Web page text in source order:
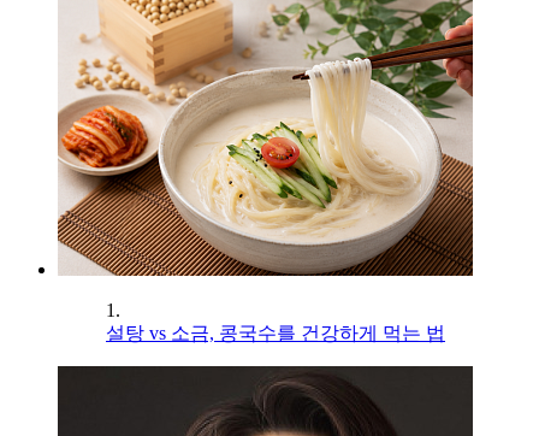
1.
설탕 vs 소금, 콩국수를 건강하게 먹는 법